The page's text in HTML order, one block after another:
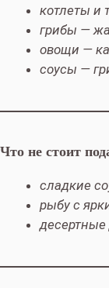
котлеты и
грибы —
овощи —
соусы —
Что не стоит
сладкие
рыбу с
десертные